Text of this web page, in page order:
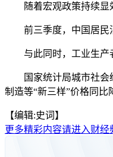
随着宏观政策持续显效
前三季度，中国居民消
与此同时，工业生产者
国家统计局城市社会经
制造等“新三样”价格同比
【编辑:史词】
更多精彩内容请进入财经